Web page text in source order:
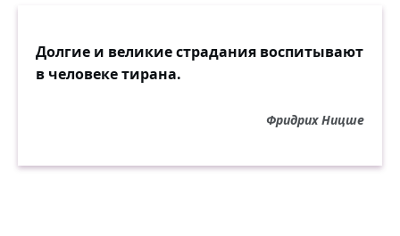
Долгие и великие страдания воспитывают
в человеке тирана.
Фридрих Ницше